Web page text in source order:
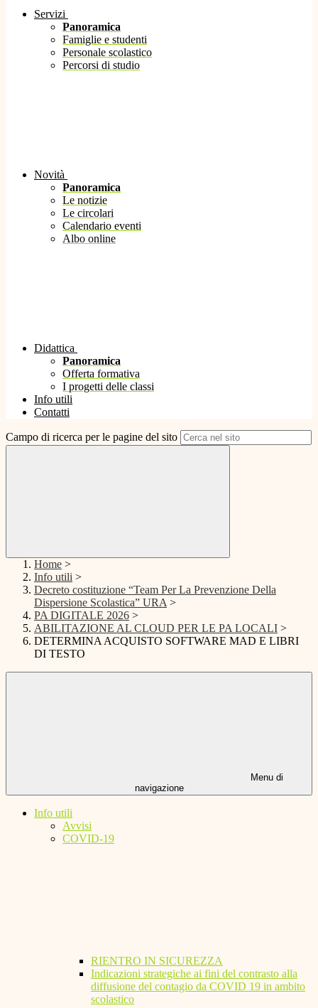
Servizi
Panoramica
Famiglie e studenti
Personale scolastico
Percorsi di studio
Novità
Panoramica
Le notizie
Le circolari
Calendario eventi
Albo online
Didattica
Panoramica
Offerta formativa
I progetti delle classi
Info utili
Contatti
Campo di ricerca per le pagine del sito
Home >
Info utili >
Decreto costituzione “Team Per La Prevenzione Della
Dispersione Scolastica” URA >
PA DIGITALE 2026 >
ABILITAZIONE AL CLOUD PER LE PA LOCALI >
DETERMINA ACQUISTO SOFTWARE MAD E LIBRI
DI TESTO
Menu di
navigazione
Info utili
Avvisi
COVID-19
RIENTRO IN SICUREZZA
Indicazioni strategiche ai fini del contrasto alla
diffusione del contagio da COVID 19 in ambito
scolastico